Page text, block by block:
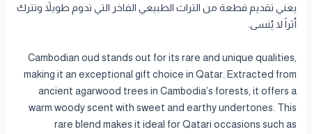
يعني تقديم قطعة من التراث الطبيعي الفاخر التي تدوم طويلاً وتترك
أثراً لا يُنسى.
Cambodian oud stands out for its rare and unique qualities,
making it an exceptional gift choice in Qatar. Extracted from
ancient agarwood trees in Cambodia’s forests, it offers a
warm woody scent with sweet and earthy undertones. This
rare blend makes it ideal for Qatari occasions such as